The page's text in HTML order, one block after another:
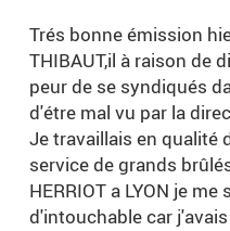
Trés bonne émission
THIBAUT,il à raison de
peur de se syndiqués
d'étre mal vu par la
Je travaillais en qualité
service de grands
HERRIOT a LYON je
d'intouchable car